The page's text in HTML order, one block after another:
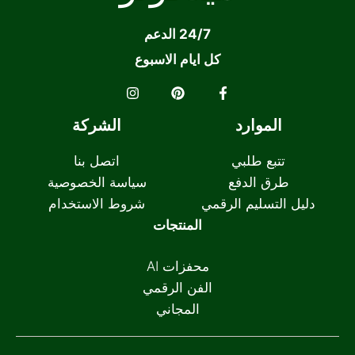
24/7 الدعم
كل ايام الاسبوع
الموارد
تتبع طلبي
طرق الدفع
دليل التسليم الرقمي
الشركة
اتصل بنا
سياسة الخصوصية
شروط الاستخدام
المنتجات
محفزات AI
الفن الرقمي
المجاني